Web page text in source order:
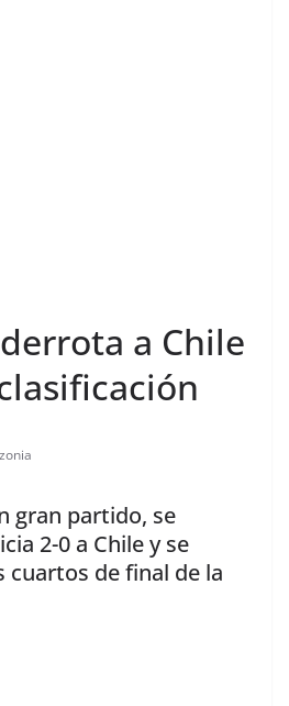
a Chile
gran partido, se
2-0 a Chile y se
cuartos de final de la